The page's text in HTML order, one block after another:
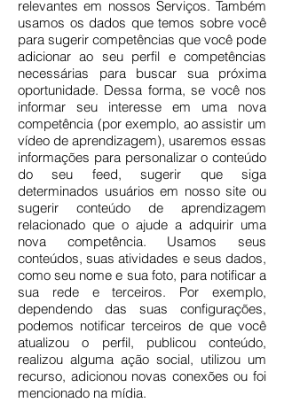
relevantes em nossos Serviços. Também
usamos os dados que temos sobre você
para sugerir competências que você pode
adicionar ao seu perfil e competências
necessárias para buscar sua próxima
oportunidade. Dessa forma, se você nos
informar seu interesse em uma nova
competência (por exemplo, ao assistir um
vídeo de aprendizagem), usaremos essas
informações para personalizar o conteúdo
do seu feed, sugerir que siga
determinados usuários em nosso site ou
sugerir conteúdo de aprendizagem
relacionado que o ajude a adquirir uma
nova competência. Usamos seus
conteúdos, suas atividades e seus dados,
como seu nome e sua foto, para notificar a
sua rede e terceiros. Por exemplo,
dependendo das suas configurações,
podemos notificar terceiros de que você
atualizou o perfil, publicou conteúdo,
realizou alguma ação social, utilizou um
recurso, adicionou novas conexões ou foi
mencionado na mídia.